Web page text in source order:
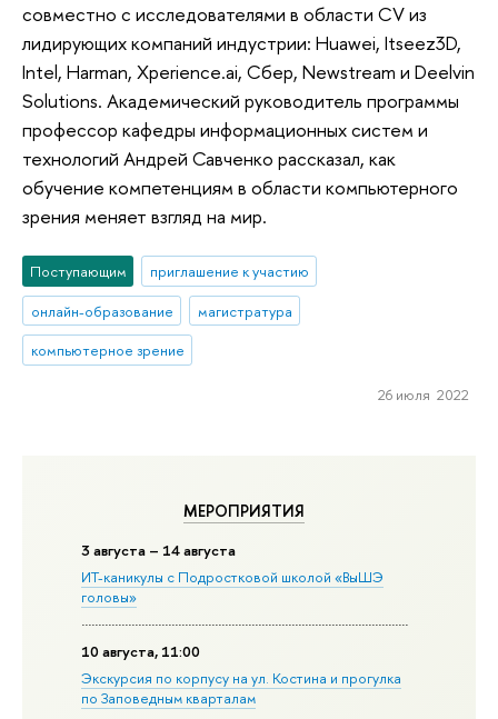
МЕРОПРИЯТИЯ
3 августа – 14 августа
ИТ-каникулы с Подростковой школой «ВыШЭ
головы»
10 августа, 11:00
Экскурсия по корпусу на ул. Костина и прогулка
по Заповедным кварталам
совместно с исследователями в области CV из
лидирующих компаний индустрии: Huawei, Itseez3D,
Intel, Harman, Xperience.ai, Сбер, Newstream и Deelvin
Solutions. Академический руководитель программы
профессор кафедры информационных систем и
технологий Андрей Савченко рассказал, как
обучение компетенциям в области компьютерного
зрения меняет взгляд на мир.
Поступающим
приглашение к участию
онлайн-образование
магистратура
компьютерное зрение
26 июля 2022